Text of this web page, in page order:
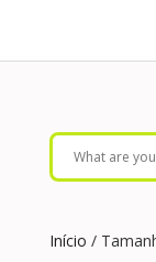
Início /